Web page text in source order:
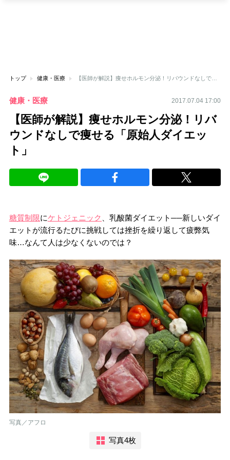
トップ 健康・医療 【医師が解説】痩せホルモン分泌！リバウンドなしで痩せる「原始人ダイエット」
健康・医療 2017.07.04 17:00
【医師が解説】痩せホルモン分泌！リバ
ウンドなしで痩せる「原始人ダイエッ
ト」
糖質制限にケトジェニック
、乳酸菌ダイエット──新しいダイ
エットが流行るたびに挑戦しては挫折を繰り返して疲弊気
味…なんて人は少なくないのでは？
写真／アフロ
写真4枚